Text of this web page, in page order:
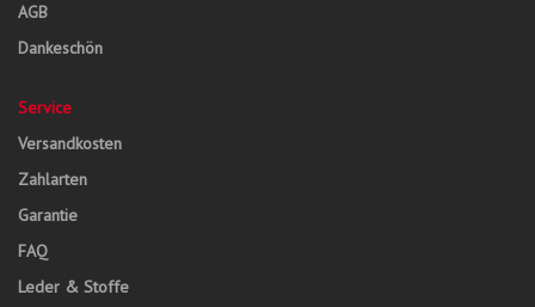
AGB
Dankeschön
Service
Versandkosten
Zahlarten
Garantie
FAQ
Leder & Stoffe